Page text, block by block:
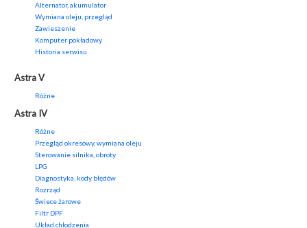
Alternator, akumulator
Wymiana oleju, przegląd
Zawieszenie
Komputer pokładowy
Historia serwisu
Astra V
Różne
Astra IV
Różne
Przegląd okresowy, wymiana oleju
Sterowanie silnika, obroty
LPG
Diagnostyka, kody błędów
Rozrząd
Świece żarowe
Filtr DPF
Układ chłodzenia